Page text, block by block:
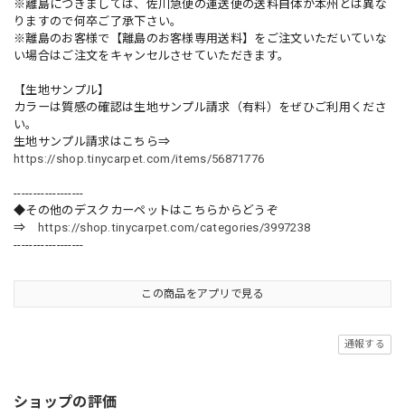
※離島につきましては、佐川急便の運送便の送料自体が本州とは異な
りますので何卒ご了承下さい。
※離島のお客様で【離島のお客様専用送料】をご注文いただいていな
い場合はご注文をキャンセルさせていただきます。
【生地サンプル】
カラーは質感の確認は生地サンプル請求（有料）をぜひご利用くださ
い。
生地サンプル請求はこちら⇒
https://shop.tinycarpet.com/items/56871776
------------------
◆その他のデスクカーペットはこちらからどうぞ
⇒
https://shop.tinycarpet.com/categories/3997238
------------------
この商品をアプリで見る
通報する
ショップの評価